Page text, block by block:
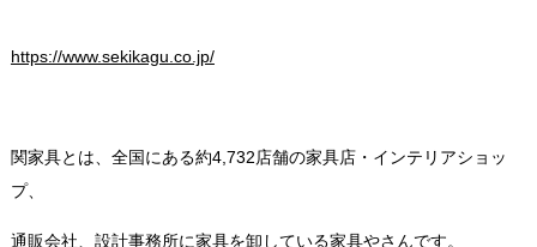
https://www.sekikagu.co.jp/
関家具とは、全国にある約4,732店舗の家具店・インテリアショッ
プ、
通販会社、設計事務所に家具を卸している家具やさんです。